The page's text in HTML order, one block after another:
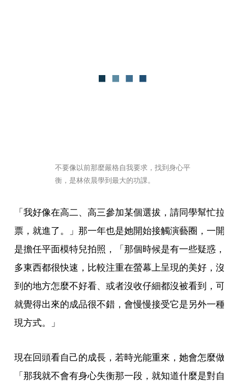
不要像以前那麼嚴格自我要求，找到身心平
衡，是林依晨學到最大的功課。
「我好像在高二、高三參加某個選拔，請同學幫忙拉
票，就進了。」那一年也是她開始接觸演藝圈，一開
是擔任平面模特兒拍照，「那個時候是有一些疑惑，
多東西都很快速，比較注重在螢幕上呈現的美好，沒
到的地方怎麼不好看、或者沒收仔細都沒被看到，可
就覺得出來的成品很不錯，會慢慢接受它是另外一種
現方式。」
現在回頭看自己的成長，若時光能重來，她會怎麼做
「那我就不會有身心失衡那一段，就知道什麼是對自